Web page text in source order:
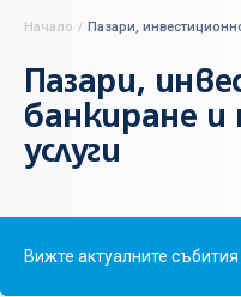
Начало / Пазари,
Пазари,
банкиране и
услуги
Вижте актуалните